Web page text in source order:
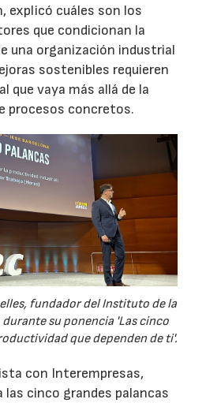
explicó cuáles son los
que condicionan la
una organización industrial
sostenibles requieren
que vaya más allá de la
procesos concretos.
fundador del Instituto de la
su ponencia 'Las cinco
que dependen de ti'.
con Interempresas,
las cinco grandes palancas